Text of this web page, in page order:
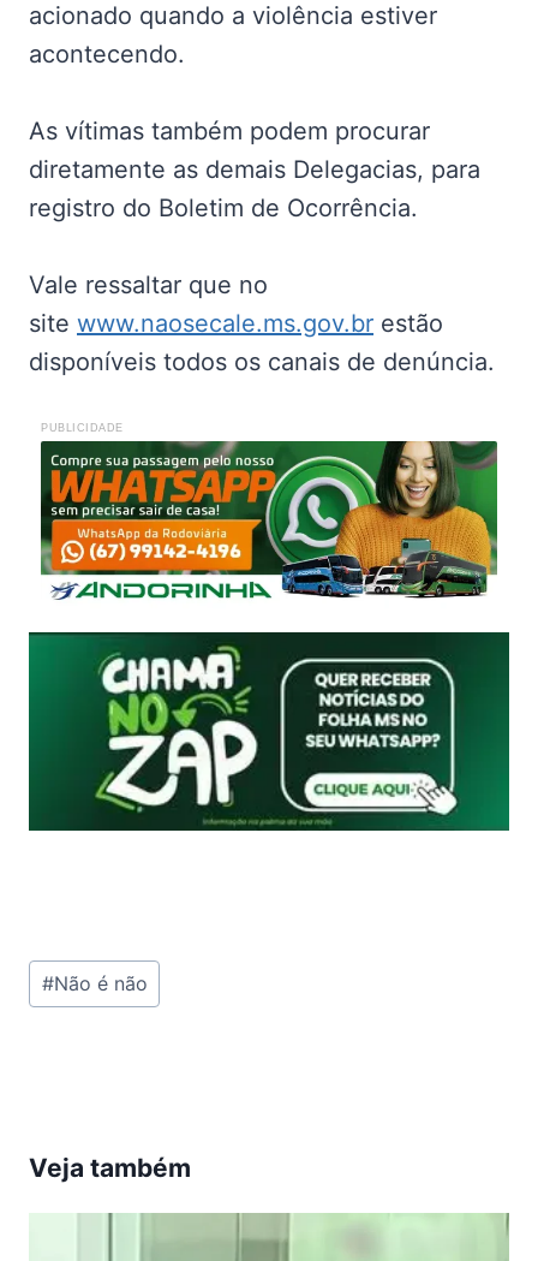
acionado quando a violência estiver
acontecendo.
As vítimas também podem procurar
diretamente as demais Delegacias, para
registro do Boletim de Ocorrência.
Vale ressaltar que no
site www.naosecale.ms.gov.br estão
disponíveis todos os canais de denúncia.
PUBLICIDADE
Tags
do
#Não é não
Veja também